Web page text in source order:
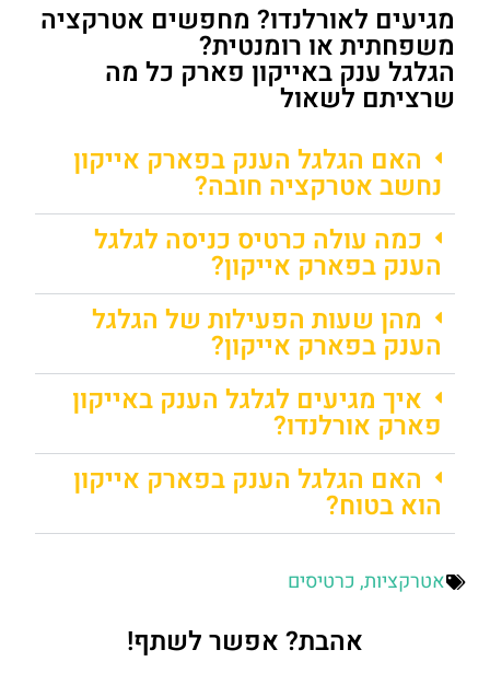
מגיעים לאורלנדו? מחפשים אטרקציה
משפחתית או רומנטית?
הגלגל ענק באייקון פארק כל מה
שרציתם לשאול
האם הגלגל הענק בפארק אייקון
נחשב אטרקציה חובה?
כמה עולה כרטיס כניסה לגלגל
הענק בפארק אייקון?
מהן שעות הפעילות של הגלגל
הענק בפארק אייקון?
איך מגיעים לגלגל הענק באייקון
פארק אורלנדו?
האם הגלגל הענק בפארק אייקון
הוא בטוח?
אטרקציות, כרטיסים
אהבת? אפשר לשתף!